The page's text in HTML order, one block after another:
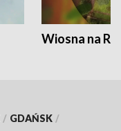
Wiosna na
/ GDAŃSK /